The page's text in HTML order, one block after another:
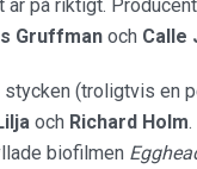
är på riktigt.
Gruffman och Calle
stycken (troligtvis en
och Richard Holm
biofilmen